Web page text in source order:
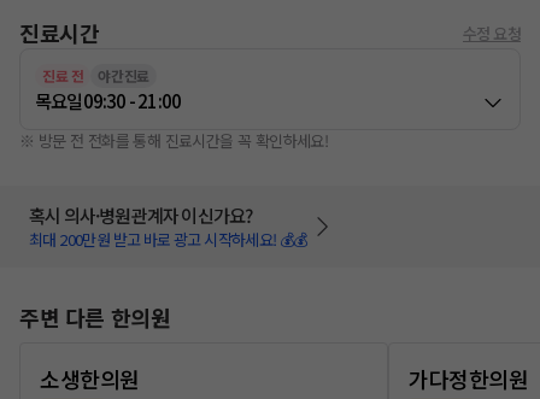
진료시간 수정 요청
진료 전 야간진료
목요일09:30 - 21:00
※ 방문 전 전화를 통해 진료시간을 꼭 확인하세요!
혹시 의사·병원관계자 이신가요?
최대 200만원 받고 바로 광고 시작하세요! 💰💰
주변 다른 한의원
소생한의원
가다정한의원